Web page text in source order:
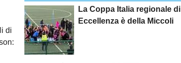
di
La Coppa Italia regionale di
Eccellenza è della Miccoli